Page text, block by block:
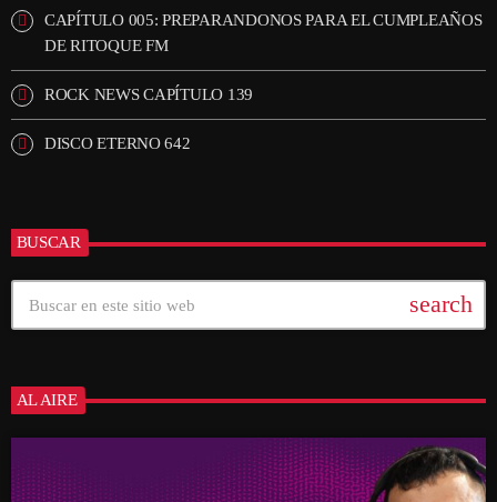
CAPÍTULO 005: PREPARANDONOS PARA EL CUMPLEAÑOS
DE RITOQUE FM
ROCK NEWS CAPÍTULO 139
DISCO ETERNO 642
BUSCAR
search
AL AIRE